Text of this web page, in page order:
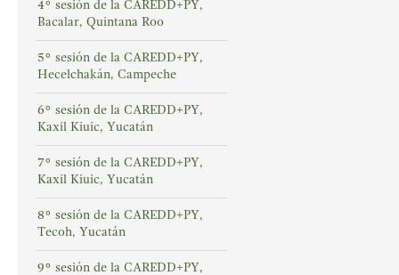
4° sesión de la CAREDD+PY,
Bacalar, Quintana Roo
5° sesión de la CAREDD+PY,
Hecelchakán, Campeche
6° sesión de la CAREDD+PY,
Kaxil Kiuic, Yucatán
7° sesión de la CAREDD+PY,
Kaxil Kiuic, Yucatán
8° sesión de la CAREDD+PY,
Tecoh, Yucatán
9° sesión de la CAREDD+PY,